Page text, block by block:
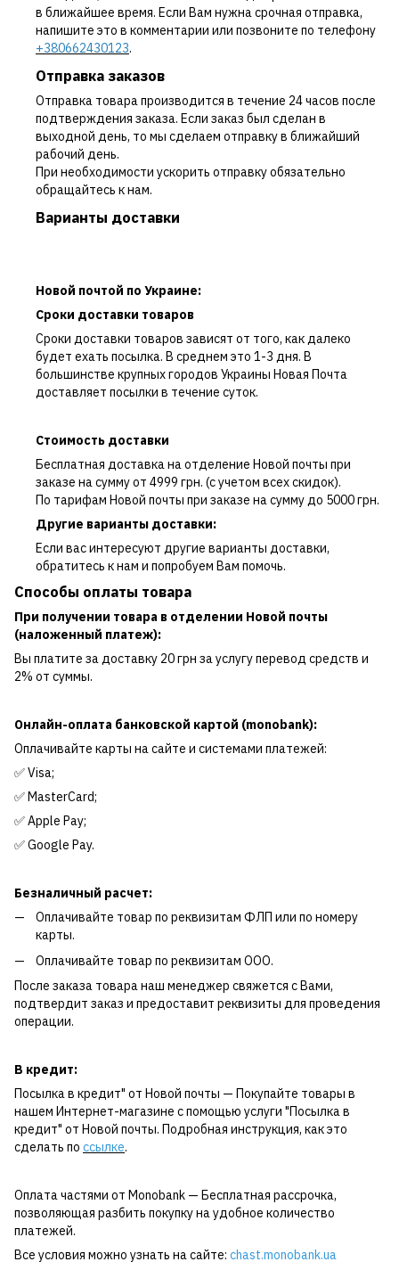
в ближайшее время. Если Вам нужна срочная отправка,
напишите это в комментарии или позвоните по телефону
+380662430123.
Отправка заказов
Отправка товара производится в течение 24 часов после
подтверждения заказа. Если заказ был сделан в
выходной день, то мы сделаем отправку в ближайший
рабочий день.
При необходимости ускорить отправку обязательно
обращайтесь к нам.
Варианты доставки
Новой почтой по Украине:
Сроки доставки товаров
Сроки доставки товаров зависят от того, как далеко
будет ехать посылка. В среднем это 1-3 дня. В
большинстве крупных городов Украины Новая Почта
доставляет посылки в течение суток.
Стоимость доставки
Бесплатная доставка на отделение Новой почты при
заказе на сумму от 4999 грн. (с учетом всех скидок).
По тарифам Новой почты при заказе на сумму до 5000 грн.
Другие варианты доставки:
Если вас интересуют другие варианты доставки,
обратитесь к нам и попробуем Вам помочь.
Способы оплаты товара
При получении товара в отделении Новой почты
(наложенный платеж):
Вы платите за доставку 20 грн за услугу перевод средств и
2% от суммы.
Онлайн-оплата банковской картой (monobank):
Оплачивайте карты на сайте и системами платежей:
✅ Visa;
✅ MasterCard;
✅ Apple Pay;
✅ Google Pay.
Безналичный расчет:
Оплачивайте товар по реквизитам ФЛП или по номеру
карты.
Оплачивайте товар по реквизитам ООО.
После заказа товара наш менеджер свяжется с Вами,
подтвердит заказ и предоставит реквизиты для проведения
операции.
В кредит:
Посылка в кредит" от Новой почты — Покупайте товары в
нашем Интернет-магазине с помощью услуги "Посылка в
кредит" от Новой почты. Подробная инструкция, как это
сделать по ссылке.
Оплата частями от Monobank — Бесплатная рассрочка,
позволяющая разбить покупку на удобное количество
платежей.
Все условия можно узнать на сайте: chast.monobank.ua